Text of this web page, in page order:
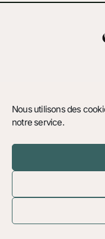
Nous utilisons des
notre service.